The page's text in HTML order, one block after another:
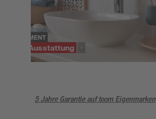
SORTIMENT
Bad-Ausstattung
5 Jahre Garantie auf toom Eigenmarken